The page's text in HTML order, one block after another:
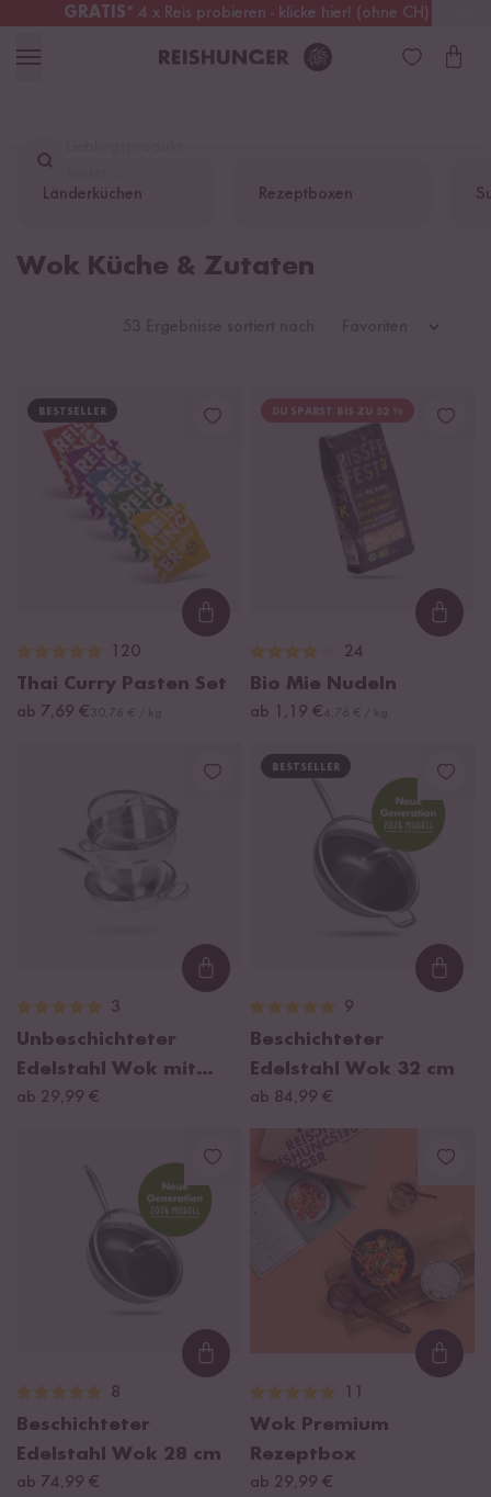
GRATIS* 4 x Reis probieren - klicke hier! (ohne CH)
Österreich Kostenloser Versand
Länderküchen
Rezeptboxen
Wok Küche & Zutaten
BESTSELLER
Loading...
120
Thai Curry Pasten Set
ab 7,69 €
DU SPARST BIS ZU 52 %
24
Bio Mie Nudeln
ab 1,19 €
Loading...
3
Unbeschichteter
Edelstahl Wok mit
Dämpfeinsatz 30 cm
ab 29,99 €
BESTSELLER
9
Beschichteter
Edelstahl Wok 32 cm
ab 84,99 €
Loading...
8
Beschichteter
Edelstahl Wok 28 cm
ab 74,99 €
Wok Premium
Rezeptbox
ab 29,99 €